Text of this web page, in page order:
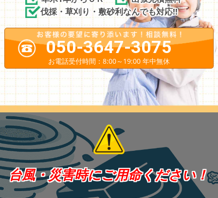
伐採・草刈り・敷砂利なんでも対応!!
050-3647-3075
お電話受付時間：8:00～19:00 年中無休
台風・災害時にご用命ください！